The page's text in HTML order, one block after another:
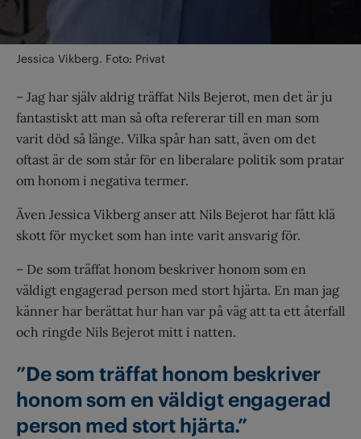
Jessica Vikberg. Foto: Privat
– Jag har själv aldrig träffat Nils Bejerot, men det är ju
fantastiskt att man så ofta refererar till en man som
varit död så länge. Vilka spår han satt, även om det
oftast är de som står för en liberalare politik som pratar
om honom i negativa termer.
Även Jessica Vikberg anser att Nils Bejerot har fått klä
skott för mycket som han inte varit ansvarig för.
– De som träffat honom beskriver honom som en
väldigt engagerad person med stort hjärta. En man jag
känner har berättat hur han var på väg att ta ett återfall
och ringde Nils Bejerot mitt i natten.
”De som träffat honom beskriver
honom som en väldigt engagerad
person med stort hjärta.”